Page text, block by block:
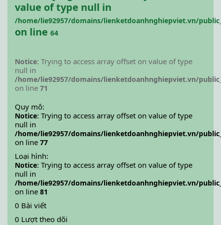
value of type null in
/home/lie92957/domains/lienketdoanhnghiepviet.vn/
on line 64
Notice: Trying to access array offset on value of type
null in
/home/lie92957/domains/lienketdoanhnghiepviet.vn/
on line 71
Quy mô:
Notice: Trying to access array offset on value of type
null in
/home/lie92957/domains/lienketdoanhnghiepviet.vn/
on line 77
Loại hình:
Notice: Trying to access array offset on value of type
null in
/home/lie92957/domains/lienketdoanhnghiepviet.vn/
on line 81
0 Bài viết
0 Lượt theo dõi